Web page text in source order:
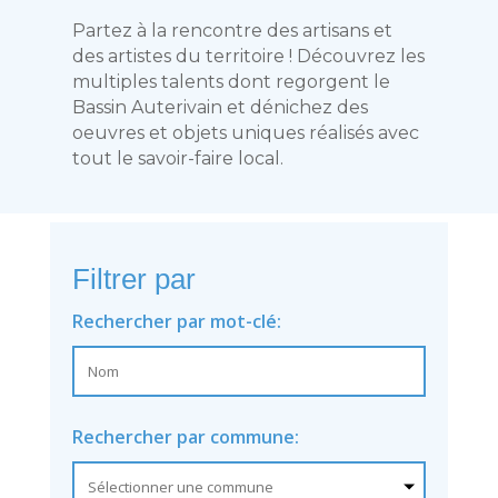
Partez à la rencontre des artisans et
des artistes du territoire ! Découvrez les
multiples talents dont regorgent le
Bassin Auterivain et dénichez des
oeuvres et objets uniques réalisés avec
tout le savoir-faire local.
Filtrer par
Rechercher par mot-clé:
Rechercher par commune: